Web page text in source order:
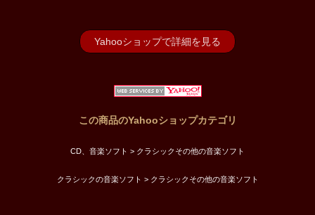
Yahooショップで詳細を見る
この商品のYahooショップカテゴリ
CD、音楽ソフト > クラシックその他の音楽ソフト
クラシックの音楽ソフト > クラシックその他の音楽ソフト